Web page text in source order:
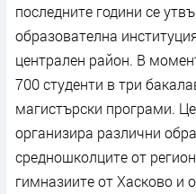
последните години се
образователна
централен район. В
700 студенти в три
магистърски програми.
организира различни
средношколците от
гимназиите от Хасково и